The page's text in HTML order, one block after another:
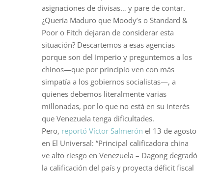
asignaciones de divisas… y pare de contar.
¿Quería Maduro que Moody’s o Standard &
Poor o Fitch dejaran de considerar esta
situación? Descartemos a esas agencias
porque son del Imperio y preguntemos a los
chinos—que por principio ven con más
simpatía a los gobiernos socialistas—, a
quienes debemos literalmente varias
millonadas, por lo que no está en su interés
que Venezuela tenga dificultades.
Pero, reportó Víctor Salmerón el 13 de agosto
en El Universal: “Principal calificadora china
ve alto riesgo en Venezuela – Dagong degradó
la calificación del país y proyecta déficit fiscal